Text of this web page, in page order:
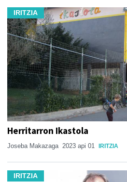
IRITZIA
Herritarron Ikastola
Joseba Makazaga 2023 api 01 IRITZIA
IRITZIA